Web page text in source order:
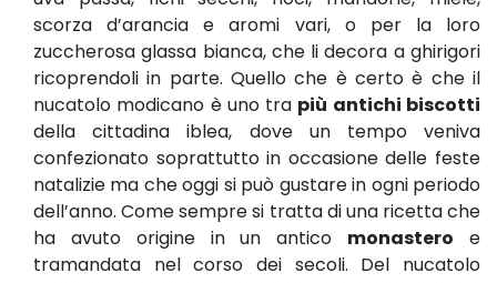
scorza d’arancia e aromi vari, o per la loro
zuccherosa glassa bianca, che li decora a ghirigori
ricoprendoli in parte. Quello che è certo è che il
nucatolo modicano è uno tra più antichi biscotti
della cittadina iblea, dove un tempo veniva
confezionato soprattutto in occasione delle feste
natalizie ma che oggi si può gustare in ogni periodo
dell’anno. Come sempre si tratta di una ricetta che
ha avuto origine in un antico monastero e
tramandata nel corso dei secoli. Del nucatolo